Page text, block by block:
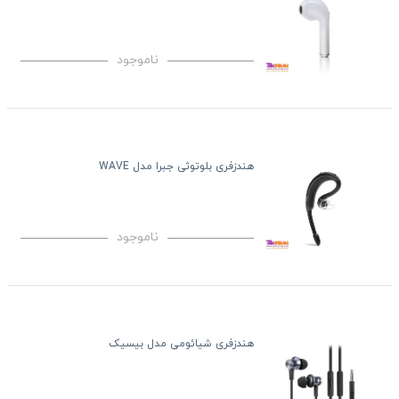
ناموجود
هندزفری بلوتوثی جبرا مدل WAVE
ناموجود
هندزفری شیائومی مدل بیسیک